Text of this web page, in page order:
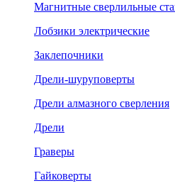
Магнитные сверлильные
Лобзики электрические
Заклепочники
Дрели-шуруповерты
Дрели алмазного сверления
Дрели
Граверы
Гайковерты